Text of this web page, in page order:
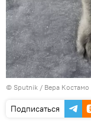
© Sputnik / Вера Костамо
Подписаться